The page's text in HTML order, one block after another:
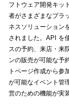
フトウェア開発キッ
者がさまざまなプラ
ネスソリューション
されました。API を
スの予約、来店・来
ンの販売が可能な予
トページ作成から参
が可能なイベント管
営のための機能が実